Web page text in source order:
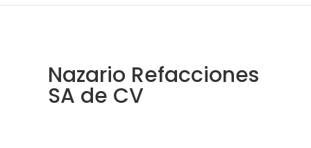
Nazario Refacciones
SA de CV